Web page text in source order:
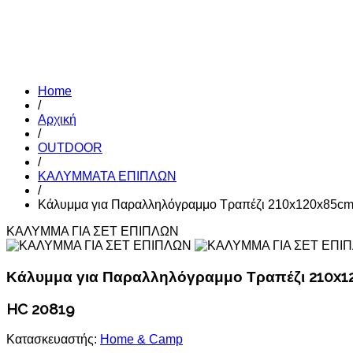
Home
/
Αρχική
/
OUTDOOR
/
ΚΑΛΥΜΜΑΤΑ ΕΠΙΠΛΩΝ
/
Κάλυμμα για Παραλληλόγραμμο Τραπέζι 210x120x85cm
ΚΑΛΥΜΜΑ ΓΙΑ ΣΕΤ ΕΠΙΠΛΩΝ
Κάλυμμα για Παραλληλόγραμμο Τραπέζι
HC 20819
Κατασκευαστής: Home & Camp